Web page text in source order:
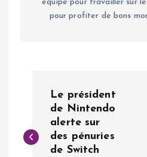
équipé pour travailler sur
pour profiter de bons
v
Le président
de Nintendo
alerte sur
des pénuries
de Switch